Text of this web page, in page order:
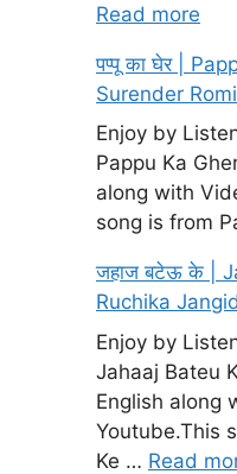
Read more
पप्पू का घेर |
Surender
Enjoy by
Pappu Ka
along with
song is from
जहाज बटेऊ के |
Ruchika Jangid
Enjoy by
Jahaaj Bateu
English along
Youtube.This
Ke … Read